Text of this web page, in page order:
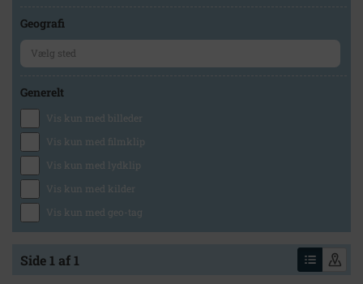
Geografi
Generelt
Vis kun med billeder
Vis kun med filmklip
Vis kun med lydklip
Vis kun med kilder
Vis kun med geo-tag
Side 1 af 1